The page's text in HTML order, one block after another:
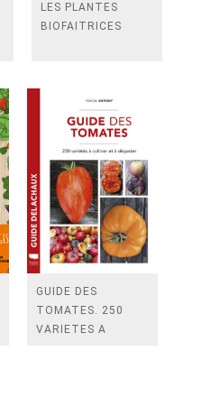
LES PLANTES
BIOFAITRICES
GUIDE DES
TOMATES. 250
VARIETES A